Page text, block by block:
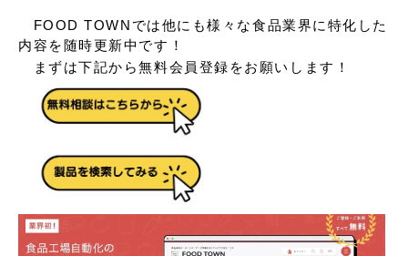
FOOD TOWNでは他にも様々な食品業界に特化した
内容を随時更新中です！
まずは下記から無料会員登録をお願いします！